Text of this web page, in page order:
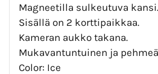
Magneetilla sulkeutuva kansi.
Sisällä on 2 korttipaikkaa.
Kameran aukko takana.
Mukavantuntuinen ja
Color: Ice